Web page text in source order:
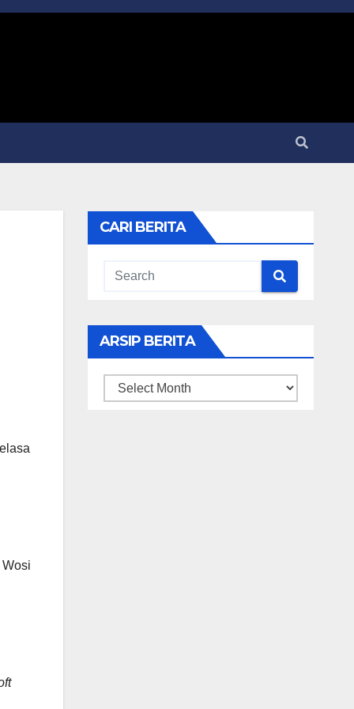
CARI BERITA
ARSIP BERITA
ARSIP